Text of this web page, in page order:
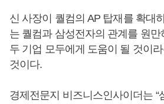
신 사장이 퀄컴의 AP 탑재를 확대
는 퀄컴과 삼성전자의 관계를 원만
두 기업 모두에게 도움이 될 것이
것이다.
경제전문지 비즈니스인사이더는 “